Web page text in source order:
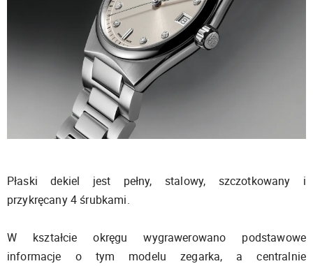
Płaski dekiel jest pełny, stalowy, szczotkowany i
przykręcany 4 śrubkami.
W kształcie okręgu wygrawerowano podstawowe
informacje o tym modelu zegarka, a centralnie